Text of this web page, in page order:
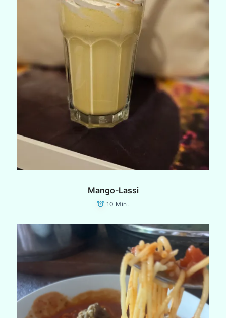
Mango-Lassi
10 Min.